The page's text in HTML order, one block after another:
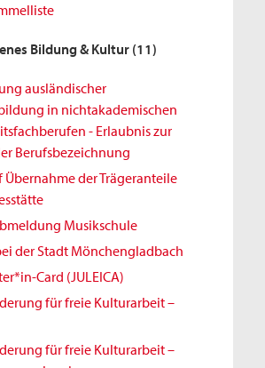
Bildung & Kultur (11)
ausländischer
in nichtakademischen
- Erlaubnis zur
Berufsbezeichnung
der Trägeranteile
Musikschule
der Stadt Mönchengladbach
Card (JULEICA)
für freie Kulturarbeit –
für freie Kulturarbeit –